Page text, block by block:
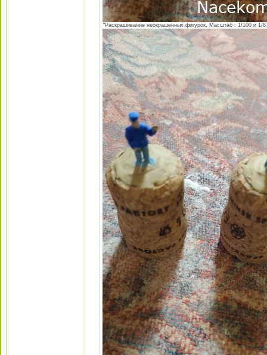
"Раскрашивание неокрашенных фигурок. Масштаб : 1/100 и 1/